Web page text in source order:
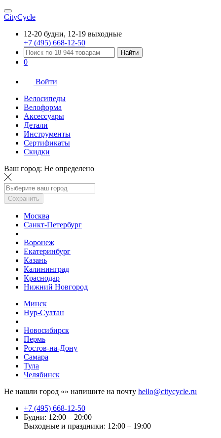
CityCycle
12-20 будни, 12-19 выходные
+7 (495) 668-12-50
Найти
0
Войти
Велосипеды
Велоформа
Аксессуары
Детали
Инструменты
Сертификаты
Скидки
Ваш город: Не определено
Сохранить
Москва
Санкт-Петербург
Воронеж
Екатеринбург
Казань
Калининград
Краснодар
Нижний Новгород
Минск
Нур-Султан
Новосибирск
Пермь
Ростов-на-Дону
Самара
Тула
Челябинск
Не нашли город «» напишите на почту hello@citycycle.ru
+7 (495) 668-12-50
Будни: 12:00 – 20:00
Выходные и праздники: 12:00 – 19:00